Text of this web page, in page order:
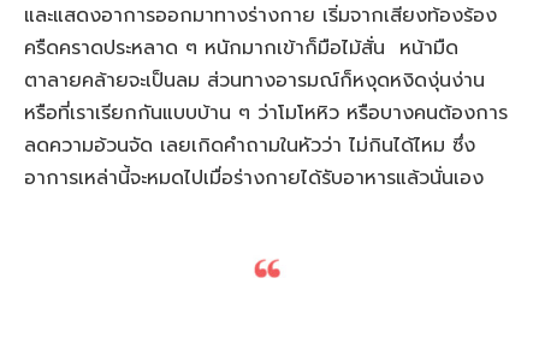
และแสดงอาการออกมาทางร่างกาย เริ่มจากเสียงท้องร้อง
ครืดคราดประหลาด ๆ หนักมากเข้าก็มือไม้สั่น หน้ามืด
ตาลายคล้ายจะเป็นลม ส่วนทางอารมณ์ก็หงุดหงิดงุ่นง่าน
หรือที่เราเรียกกันแบบบ้าน ๆ ว่าโมโหหิว หรือบางคนต้องการ
ลดความอ้วนจัด เลยเกิดคำถามในหัวว่า ไม่กินได้ไหม ซึ่ง
อาการเหล่านี้จะหมดไปเมื่อร่างกายได้รับอาหารแล้วนั่นเอง